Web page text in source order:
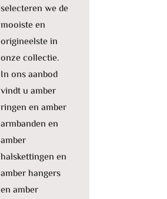
selecteren we de
mooiste en
origineelste in
onze collectie.
In ons aanbod
vindt u amber
ringen en amber
armbanden en
amber
halskettingen en
amber hangers
en amber